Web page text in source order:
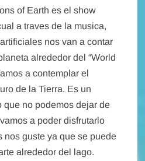
of Earth es el show
a traves de la musica,
nos van a contar
alrededor del “World
a contemplar el
de la Tierra. Es un
que no podemos dejar de
a poder disfrutarlo
nos guste ya que se puede
alrededor del lago.